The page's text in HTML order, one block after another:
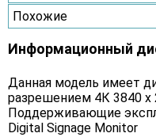
Похожие
Информационный
Данная модель имеет
разрешением 4К 3840 х
Поддерживающие
Digital Signage Monitor